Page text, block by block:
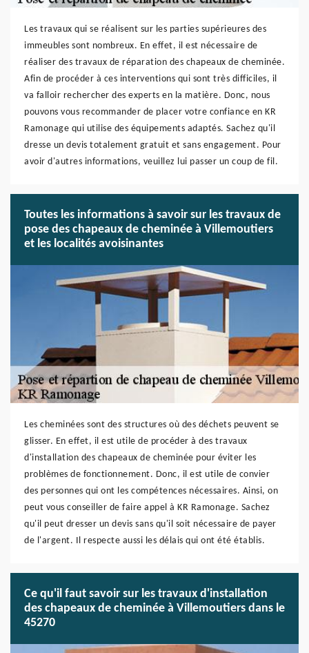
Les travaux qui se réalisent sur les parties supérieures des
immeubles sont nombreux. En effet, il est nécessaire de
réaliser des travaux de réparation des chapeaux de cheminée.
Afin de procéder à ces interventions qui sont très difficiles, il
va falloir rechercher des experts en la matière. Donc, nous
pouvons vous recommander de placer votre confiance en KR
Ramonage qui utilise des équipements adaptés. Sachez qu'il
dresse un devis totalement gratuit et sans engagement. Pour
avoir d'autres informations, veuillez lui passer un coup de fil.
Toutes les informations à savoir sur les travaux de
pose des chapeaux de cheminée à Villemoutiers
et les localités avoisinantes
Les cheminées sont des structures où des déchets peuvent se
glisser. En effet, il est utile de procéder à des travaux
d'installation des chapeaux de cheminée pour éviter les
problèmes de fonctionnement. Donc, il est utile de convier
des personnes qui ont les compétences nécessaires. Ainsi, on
peut vous conseiller de faire appel à KR Ramonage. Sachez
qu'il peut dresser un devis sans qu'il soit nécessaire de payer
de l'argent. Il respecte aussi les délais qui ont été établis.
Ce qu'il faut savoir sur les travaux d'installation
des chapeaux de cheminée à Villemoutiers dans le
45270